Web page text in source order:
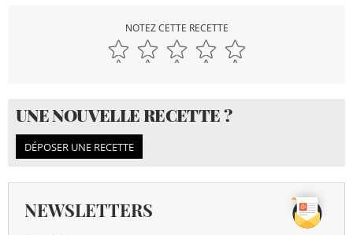
NOTEZ CETTE RECETTE
UNE NOUVELLE RECETTE ?
DÉPOSER UNE RECETTE
NEWSLETTERS